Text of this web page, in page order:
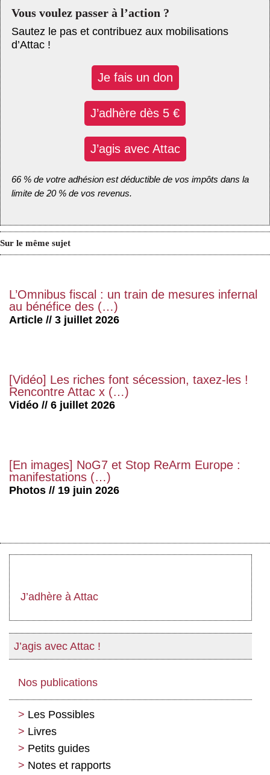
Vous voulez passer à l’action ?
Sautez le pas et contribuez aux mobilisations
d’Attac !
Je fais un don
J’adhère dès 5 €
J’agis avec Attac
66 % de votre adhésion est déductible de vos impôts dans la
limite de 20 % de vos revenus.
Sur le même sujet
L’Omnibus fiscal : un train de mesures infernal
au bénéfice des (…)
Article // 3 juillet 2026
[Vidéo] Les riches font sécession, taxez-les !
Rencontre Attac x (…)
Vidéo // 6 juillet 2026
[En images] NoG7 et Stop ReArm Europe :
manifestations (…)
Photos // 19 juin 2026
J’adhère à Attac
J’agis avec Attac !
Nos publications
Les Possibles
Livres
Petits guides
Notes et rapports